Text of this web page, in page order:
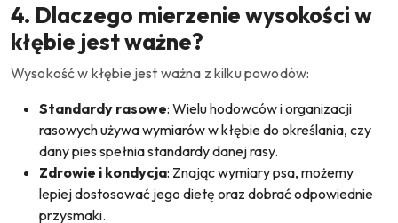
4. Dlaczego mierzenie wysokości w
kłębie jest ważne?
Wysokość w kłębie jest ważna z kilku powodów:
Standardy rasowe: Wielu hodowców i organizacji
rasowych używa wymiarów w kłębie do określania, czy
dany pies spełnia standardy danej rasy.
Zdrowie i kondycja: Znając wymiary psa, możemy
lepiej dostosować jego dietę oraz dobrać odpowiednie
przysmaki.